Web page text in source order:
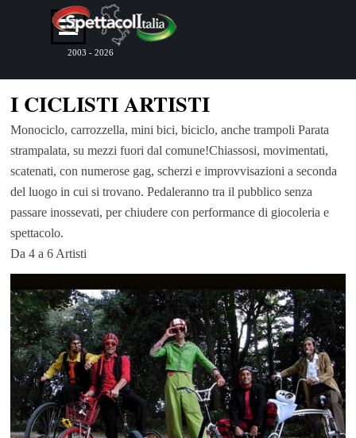
Vai ai contenuti
Salta menù
2003 - 2026
I CICLISTI ARTISTI
Monociclo, carrozzella, mini bici, biciclo, anche trampoli Parata
strampalata, su mezzi fuori dal comune!Chiassosi, movimentati,
scatenati, con numerose gag, scherzi e improvvisazioni a seconda
del luogo in cui si trovano. Pedaleranno tra il pubblico senza
passare inossevati, per chiudere con performance di giocoleria e
spettacolo.
Da 4 a 6 Artisti